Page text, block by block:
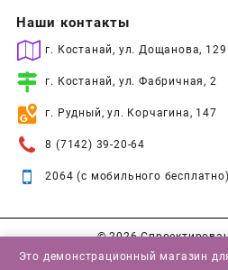
Наши контакты
г. Костанай, ул. Дощанова, 129
г. Костанай, ул. Фабричная, 2
г. Рудный, ул. Корчагина, 147
8 (7142) 39-20-64
2064 (с мобильного бесплатно)
© 2026
Это демонстрационный магазин